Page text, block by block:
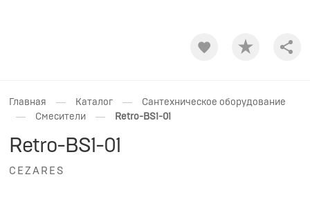
Главная — Каталог — Сантехническое оборудование
— Смесители — Retro-BS1-01
Retro-BS1-01
CEZARES